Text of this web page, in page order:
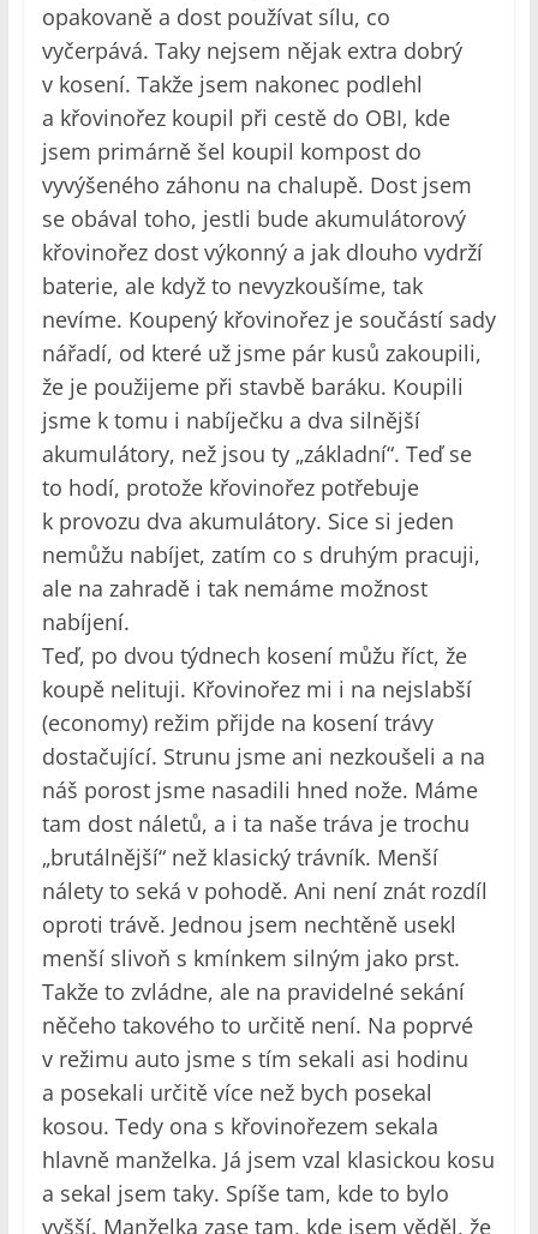
opakovaně a dost používat sílu, co
vyčerpává. Taky nejsem nějak extra dobrý
v kosení. Takže jsem nakonec podlehl
a křovinořez koupil při cestě do OBI, kde
jsem primárně šel koupil kompost do
vyvýšeného záhonu na chalupě. Dost jsem
se obával toho, jestli bude akumulátorový
křovinořez dost výkonný a jak dlouho vydrží
baterie, ale když to nevyzkoušíme, tak
nevíme. Koupený křovinořez je součástí sady
nářadí, od které už jsme pár kusů zakoupili,
že je použijeme při stavbě baráku. Koupili
jsme k tomu i nabíječku a dva silnější
akumulátory, než jsou ty „základní“. Teď se
to hodí, protože křovinořez potřebuje
k provozu dva akumulátory. Sice si jeden
nemůžu nabíjet, zatím co s druhým pracuji,
ale na zahradě i tak nemáme možnost
nabíjení.
Teď, po dvou týdnech kosení můžu říct, že
koupě nelituji. Křovinořez mi i na nejslabší
(economy) režim přijde na kosení trávy
dostačující. Strunu jsme ani nezkoušeli a na
náš porost jsme nasadili hned nože. Máme
tam dost náletů, a i ta naše tráva je trochu
„brutálnější“ než klasický trávník. Menší
nálety to seká v pohodě. Ani není znát rozdíl
oproti trávě. Jednou jsem nechtěně usekl
menší slivoň s kmínkem silným jako prst.
Takže to zvládne, ale na pravidelné sekání
něčeho takového to určitě není. Na poprvé
v režimu auto jsme s tím sekali asi hodinu
a posekali určitě více než bych posekal
kosou. Tedy ona s křovinořezem sekala
hlavně manželka. Já jsem vzal klasickou kosu
a sekal jsem taky. Spíše tam, kde to bylo
vyšší. Manželka zase tam, kde jsem věděl, že